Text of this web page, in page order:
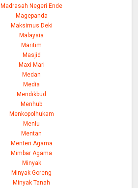
Madrasah Negeri Ende
Magepanda
Maksimus Deki
Malaysia
Maritim
Masjid
Maxi Mari
Medan
Media
Mendikbud
Menhub
Menkopolhukam
Menlu
Mentan
Menteri Agama
Mimbar Agama
Minyak
Minyak Goreng
Minyak Tanah